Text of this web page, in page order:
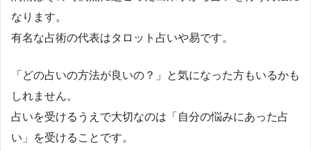
なります。
有名な占術の代表はタロット占いや易です。
「どの占いの方法が良いの？」と気になった方もいるかも
しれません。
占いを受けるうえで大切なのは「自分の悩みにあった占
い」を受けることです。